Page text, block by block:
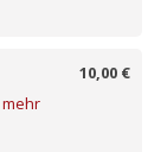
10,00 €
mehr